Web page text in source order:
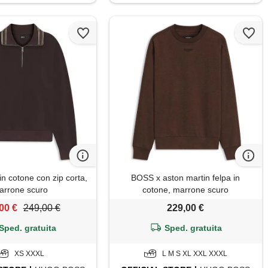
cotone con zip corta,
scuro
€ 249,00 €
gratuita
XS XXXL
BOSS x aston martin felpa in
cotone, marrone scuro
229,00 €
Sped. gratuita
L M S XL XXL XXXL